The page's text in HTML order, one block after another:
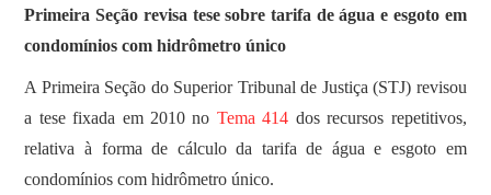
Primeira Seção revisa tese sobre tarifa de água e esgoto em
condomínios com hidrômetro único
A Primeira Seção do Superior Tribunal de Justiça (STJ) revisou
a tese fixada em 2010 no Tema 414 dos recursos repetitivos,
relativa à forma de cálculo da tarifa de água e esgoto em
condomínios com hidrômetro único.